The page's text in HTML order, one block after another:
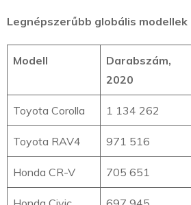
Legnépszerűbb globális modellek
Modell
Darabszám,
2020
Toyota Corolla 1 134 262
Toyota RAV4 971 516
Honda CR-V 705 651